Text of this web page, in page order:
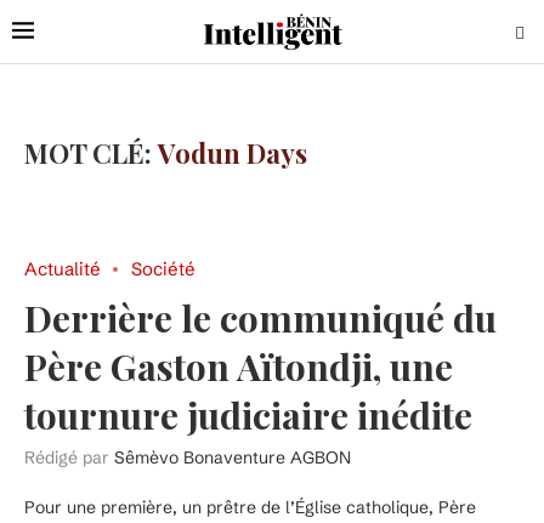
MOT CLÉ:Vodun Days
Actualité Société
Derrière le communiqué du
Père Gaston Aïtondji, une
tournure judiciaire inédite
Rédigé par Sêmèvo Bonaventure AGBON
Pour une première, un prêtre de l’Église catholique, Père